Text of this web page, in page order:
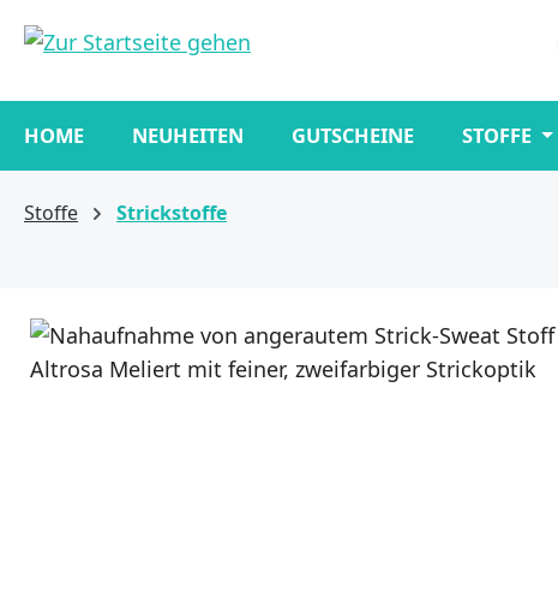
Zur Hauptnavigation springen
HOME NEUHEITEN GUTSCHEINE STOFFE
Stoffe Strickstoffe
Bildergalerie überspringen